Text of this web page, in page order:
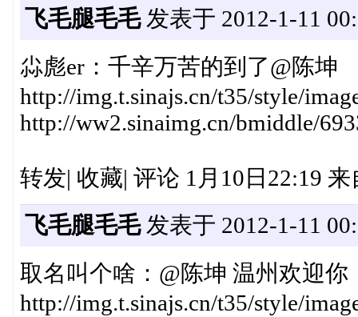
飞毛腿毛毛发表于 2012-1-11
尛彪er：千辛万苦的到了@陈坤
http://img.t.sinajs.cn/t35/style/
http://ww2.sinaimg.cn/bmiddle/
转发| 收藏| 评论 1月10日22:19
飞毛腿毛毛发表于 2012-1-11
取名叫个啥：@陈坤 温州欢迎你
http://img.t.sinajs.cn/t35/style/